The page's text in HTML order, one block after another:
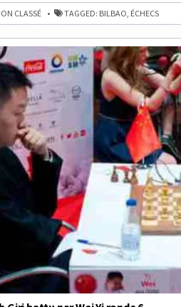
BILBAO
CLASSÉ TAGGED: BILBAO, ÉCHECS